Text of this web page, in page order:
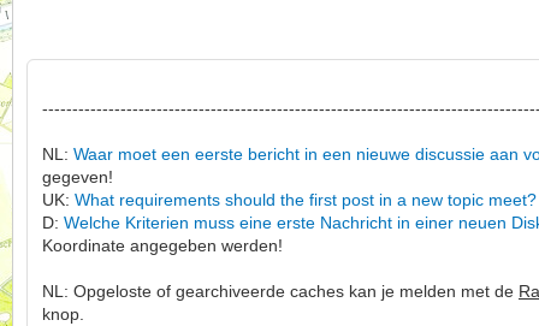
NL: Waar moet een eerste bericht in een nieuwe discussie aan
gegeven!
UK: What requirements should the first post in a new topic meet?
D: Welche Kriterien muss eine erste Nachricht in einer neuen
Koordinate angegeben werden!
NL: Opgeloste of gearchiveerde caches kan je melden met de
knop.